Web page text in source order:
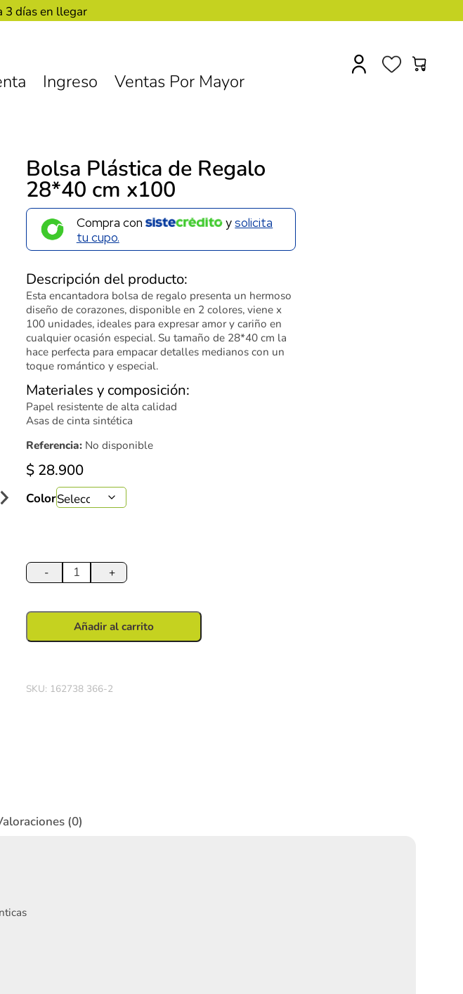
3 días en llegar
Ingreso Ventas Por Mayor
0
Bolsa Plástica de Regalo
28*40 cm x100
Compra con ysolicita
tu cupo.
Descripción del producto:
Esta encantadora bolsa de regalo presenta un hermoso
diseño de corazones, disponible en 2 colores, viene x
100 unidades, ideales para expresar amor y cariño en
cualquier ocasión especial. Su tamaño de 28*40 cm la
hace perfecta para empacar detalles medianos con un
toque romántico y especial.
Materiales y composición:
Papel resistente de alta calidad
Asas de cinta sintética
Referencia: No disponible
$ 28.900
Color
-
Plástica
de
28*40
cm
+
Añadir al carrito
SKU: 162738 366-2
(0)